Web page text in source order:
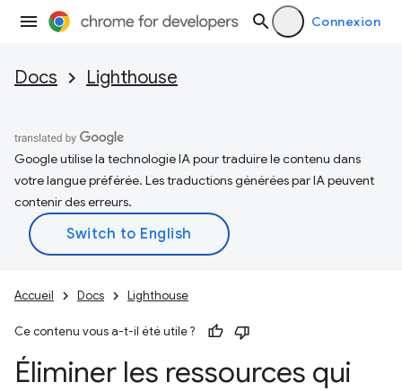
Connexion
Docs Lighthouse
Google utilise la technologie IA pour traduire le contenu dans
votre langue préférée. Les traductions générées par IA peuvent
contenir des erreurs.
Accueil Docs Lighthouse
Ce contenu vous a-t-il été utile ?
Éliminer les ressources qui